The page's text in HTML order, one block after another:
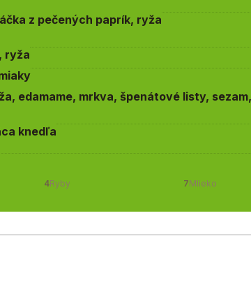
z pečených paprík, ryža
ryža
edamame, mrkva, špenátové listy,
knedľa
4Ryby 7Mlieko